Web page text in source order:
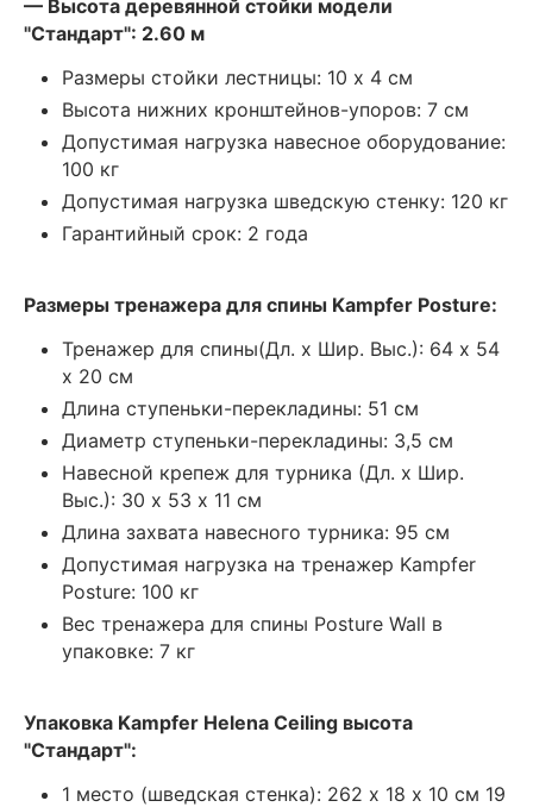
— Высота деревянной стойки модели
"Стандарт": 2.60 м
Размеры стойки лестницы: 10 х 4 см
Высота нижних кронштейнов-упоров: 7 см
Допустимая нагрузка навесное оборудование:
100 кг
Допустимая нагрузка шведскую стенку: 120 кг
Гарантийный срок: 2 года
Размеры тренажера для спины Kampfer Posture:
Тренажер для спины(Дл. х Шир. Выс.): 64 х 54
х 20 см
Длина ступеньки-перекладины: 51 см
Диаметр ступеньки-перекладины: 3,5 см
Навесной крепеж для турника (Дл. х Шир.
Выс.): 30 х 53 х 11 см
Длина захвата навесного турника: 95 см
Допустимая нагрузка на тренажер Kampfer
Posture: 100 кг
Вес тренажера для спины Posture Wall в
упаковке: 7 кг
Упаковка Kampfer Helena Ceiling высота
"Стандарт":
1 место (шведская стенка): 262 х 18 х 10 см 19